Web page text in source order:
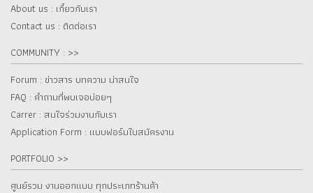
About us : เกี๋ยวกับเรา
Contact us : ติดต่อเรา
COMMUNITY : >>
Forum : ข่าวสาร บทความ น่าสนใจ
FAQ : คำถามที่พบเจอบ่อยๆ
Carrer : สนใจร่วมงานกับเรา
Application Form : แบบฟอร์มใบสมัครงาน
PORTFOLIO >>
ศูนย์รวม งานออกแบบ ทุกประเภทร้านค้า